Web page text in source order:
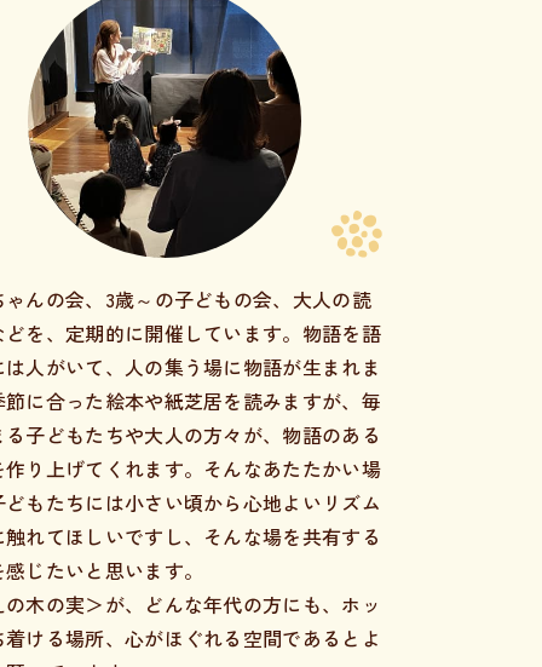
んの会、3歳～の子どもの会、大人の読
を、定期的に開催しています。物語を語
人がいて、人の集う場に物語が生まれま
に合った絵本や紙芝居を読みますが、毎
子どもたちや大人の方々が、物語のある
り上げてくれます。そんなあたたかい場
もたちには小さい頃から心地よいリズム
れてほしいですし、そんな場を共有する
じたいと思います。
木の実＞が、どんな年代の方にも、ホッ
ける場所、心がほぐれる空間であるとよ